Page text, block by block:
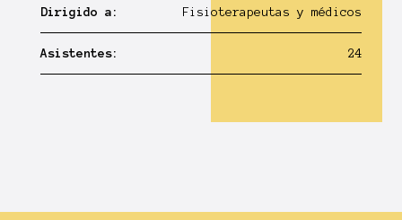
Dirigido a: Fisioterapeutas y médicos
Asistentes: 24